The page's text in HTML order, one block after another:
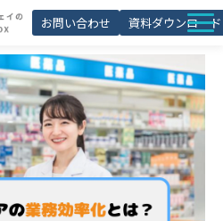
お問い合わせ 資料ダウンロード
舗matic
入事例
ブログ
ミナー
あるご質問